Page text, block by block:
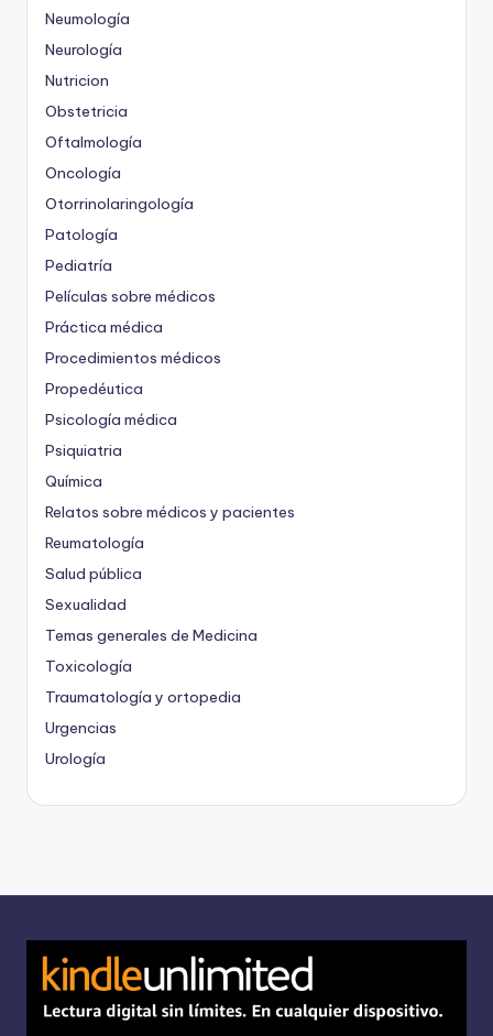
Neumología
Neurología
Nutricion
Obstetricia
Oftalmología
Oncología
Otorrinolaringología
Patología
Pediatría
Películas sobre médicos
Práctica médica
Procedimientos médicos
Propedéutica
Psicología médica
Psiquiatria
Química
Relatos sobre médicos y pacientes
Reumatología
Salud pública
Sexualidad
Temas generales de Medicina
Toxicología
Traumatología y ortopedia
Urgencias
Urología